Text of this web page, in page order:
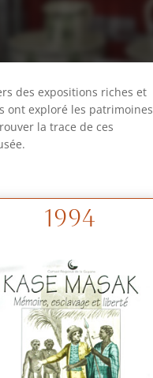
des expositions riches et
ont exploré les patrimoines
la trace de ces
1994